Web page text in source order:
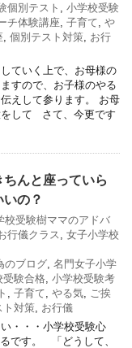
個別テスト
小学校受験
チ体験講座 子育て や
個別テスト対策 お行
ていく上で、お母様の
すので、お子様のやる
えして参ります。 お母
して さて、今更です
んと座っていら
の？
校受験樹ママのアドバ
行儀クラス
女子小学校
のブログ 名門女子小学
受験合格 小学校受験考
子育て やる気
ご挨
ト対策 お行儀
・・・小学校受験心
です。 「どうして、